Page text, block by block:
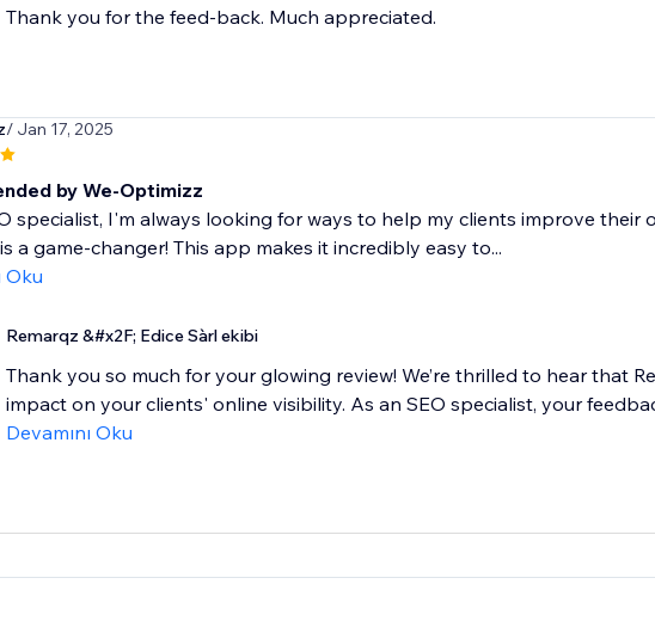
Thank you for the feed-back. Much appreciated.
/ Jan 17, 2025
by We-Optimizz
specialist, I'm always looking for ways to help my clients improve their
a game-changer! This app makes it incredibly easy to...
Oku
Remarqz &#x2F; Edice Sàrl ekibi
Thank you so much for your glowing review! We’re thrilled to hear that
impact on your clients' online visibility. As an SEO specialist, your
Devamını Oku